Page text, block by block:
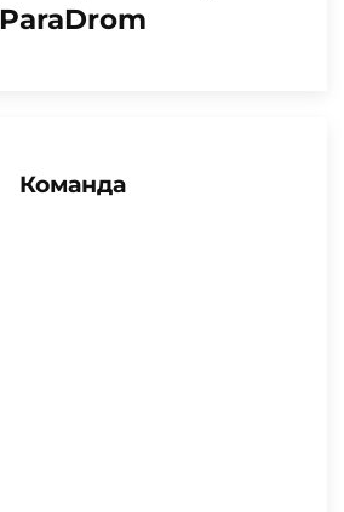
ParaDrom
Команда